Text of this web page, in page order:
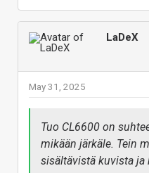
LaDeX
May 31, 2025
Tuo CL6600 on
mikään järkäle. Tein
sisältävistä kuvista ja